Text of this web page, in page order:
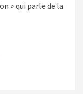
» qui parle de la
SUITE